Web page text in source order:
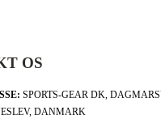
OS
SPORTS-GEAR DK,
DANMARK